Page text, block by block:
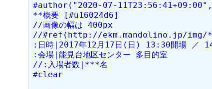
#author("2020-07-
**概要 [#u16024d6]
//画像の幅は 400px
//#ref(http://ekm.mandolino.jp/
:日時|2017年12月17日(日) 13:30開場 ／
:会場|能見台地区センター 多目的室
//:入場者数|***名
#clear